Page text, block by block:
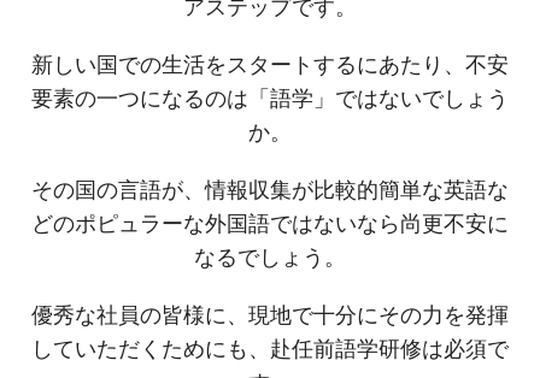
アステップです。
新しい国での生活をスタートするにあたり、不安
要素の一つになるのは「語学」ではないでしょう
か。
その国の言語が、情報収集が比較的簡単な英語な
どのポピュラーな外国語ではないなら尚更不安に
なるでしょう。
優秀な社員の皆様に、現地で十分にその力を発揮
していただくためにも、赴任前語学研修は必須で